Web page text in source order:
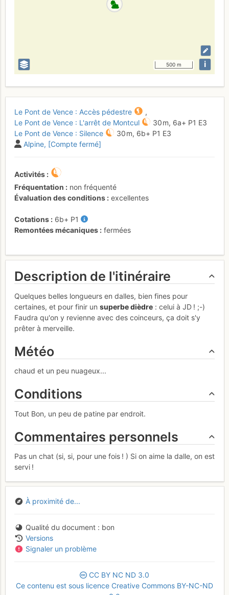
500 m i
Le Pont de Vence : Accès pédestre
,
Le Pont de Vence : L'arrêt de Montcul
30 m, 6a+ P1 E3
Le Pont de Vence : Silence
30 m, 6b+ P1 E3
Alpine [Compte fermé]
Activités
Fréquentation
non fréquenté
Évaluation des conditions
excellentes
Cotations 6b+ P1
Remontées mécaniques
fermées
Description de l'itinéraire
Quelques belles longueurs en dalles, bien fines pour
certaines, et pour finir un superbe dièdre : celui à JD ! ;-)
Faudra qu'on y revienne avec des coinceurs, ça doit s'y
prêter à merveille.
Météo
chaud et un peu nuageux...
Conditions
Tout Bon, un peu de patine par endroit.
Commentaires personnels
Pas un chat (si, si, pour une fois ! ) Si on aime la dalle, on est
servi !
À proximité de...
Qualité du document
bon
Versions
Signaler un problème
CC BY NC ND 3.0
Ce contenu est sous licence Creative Commons BY-NC-ND